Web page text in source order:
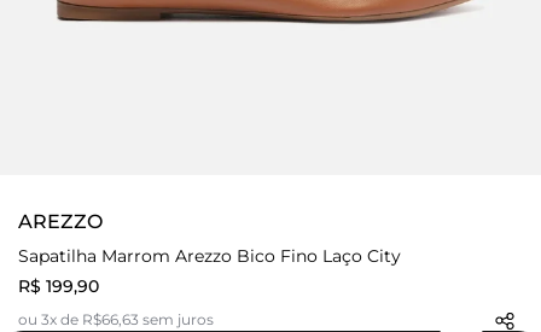
AREZZO
Sapatilha Marrom Arezzo Bico Fino Laço City
R$ 199,90
ou 3x de R$66,63 sem juros